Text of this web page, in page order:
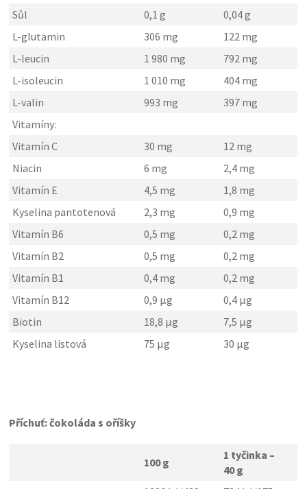
Sůl
0,1 g
0,04 g
L-glutamin
306 mg
122 mg
L-leucin
1 980 mg
792 mg
L-isoleucin
1 010 mg
404 mg
L-valin
993 mg
397 mg
Vitamíny:
Vitamín C
30 mg
12 mg
Niacin
6 mg
2,4 mg
Vitamín E
4,5 mg
1,8 mg
Kyselina pantotenová
2,3 mg
0,9 mg
Vitamín B6
0,5 mg
0,2 mg
Vitamín B2
0,5 mg
0,2 mg
Vitamín B1
0,4 mg
0,2 mg
Vitamín B12
0,9 µg
0,4 µg
Biotin
18,8 µg
7,5 µg
Kyselina listová
75 µg 30 µg
Příchuť: čokoláda s oříšky
100 g
1 tyčinka –
40 g